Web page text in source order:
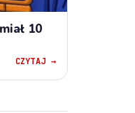
10
CZYTAJ →